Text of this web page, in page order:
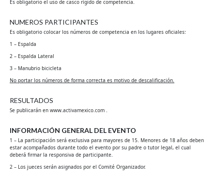
Es obligatorio el uso de casco rígido de competencia.
NUMEROS PARTICIPANTES
Es obligatorio colocar los números de competencia en los lugares oficiales:
1 – Espalda
2 – Espalda Lateral
3 – Manubrio bicicleta
No portar los números de forma correcta es motivo de descalificación.
RESULTADOS
Se publicarán en www.activamexico.com .
INFORMACIÓN GENERAL DEL EVENTO
1 – La participación será exclusiva para mayores de 15. Menores de 18 años deben
estar acompañados durante todo el evento por su padre o tutor legal, el cual
deberá firmar la responsiva de participante.
2 – Los jueces serán asignados por el Comité Organizador.